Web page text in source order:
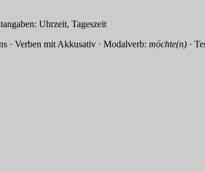
Uhrzeit, Tageszeit
mit Akkusativ · Modalverb: möchte(n) ·